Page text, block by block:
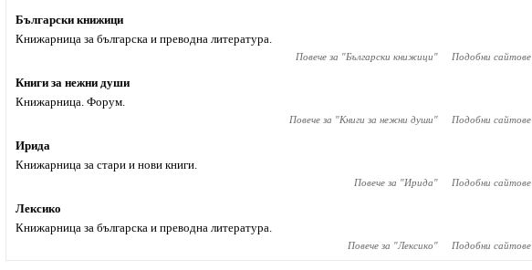
Български книжици
Книжарница за българска и преводна литература.
Повече за "Български книжици" Подобни сайтове
Книги за нежни души
Книжарница. Форум.
Повече за "Книги за нежни души" Подобни сайтове
Ирида
Книжарница за стари и нови книги.
Повече за "Ирида" Подобни сайтове
Лексико
Книжарница за българска и преводна литература.
Повече за "Лексико" Подобни сайтове